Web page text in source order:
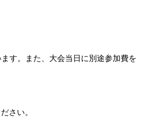
す。また、大会当日に別途参加費を
さい。